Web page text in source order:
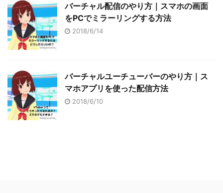
バーチャル配信のやり方｜スマホの画面
をPCでミラーリングする方法
2018/6/14
バーチャルユーチューバーのやり方｜ス
マホアプリを使った配信方法
2018/6/10